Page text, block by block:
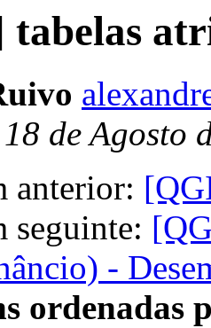
de Agosto
anterior:
seguinte:
-
ordenadas